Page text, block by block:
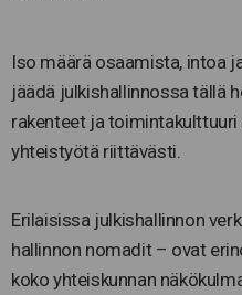
Iso määrä osaamista, intoa
jäädä julkishallinnossa tällä
rakenteet ja
yhteistyötä riittävästi.
Erilaisissa julkishallinnon
hallinnon nomadit – ovat
koko yhteiskunnan